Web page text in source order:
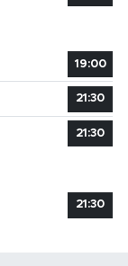
19:00
21:30
21:30
21:30